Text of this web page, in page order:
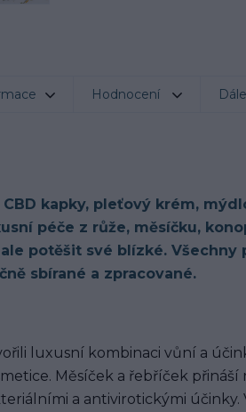
Hodnocení
kapky, pleťový krém,
péče z růže, měsíčku,
potěšit své blízké. Všechny
sbírané a zpracované.
luxusní kombinaci vůní a
Měsíček a řebříček
a antivirotickými